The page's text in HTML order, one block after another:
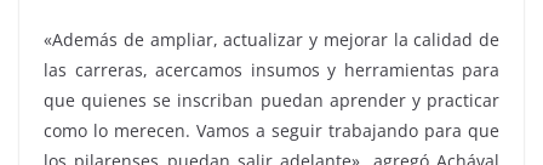
«Además de ampliar, actualizar y mejorar la calidad de
las carreras, acercamos insumos y herramientas para
que quienes se inscriban puedan aprender y practicar
como lo merecen. Vamos a seguir trabajando para que